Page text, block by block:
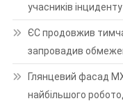
учасників інциденту
ЄС продовжив
запровадив
Глянцевий фасад
найбільшого